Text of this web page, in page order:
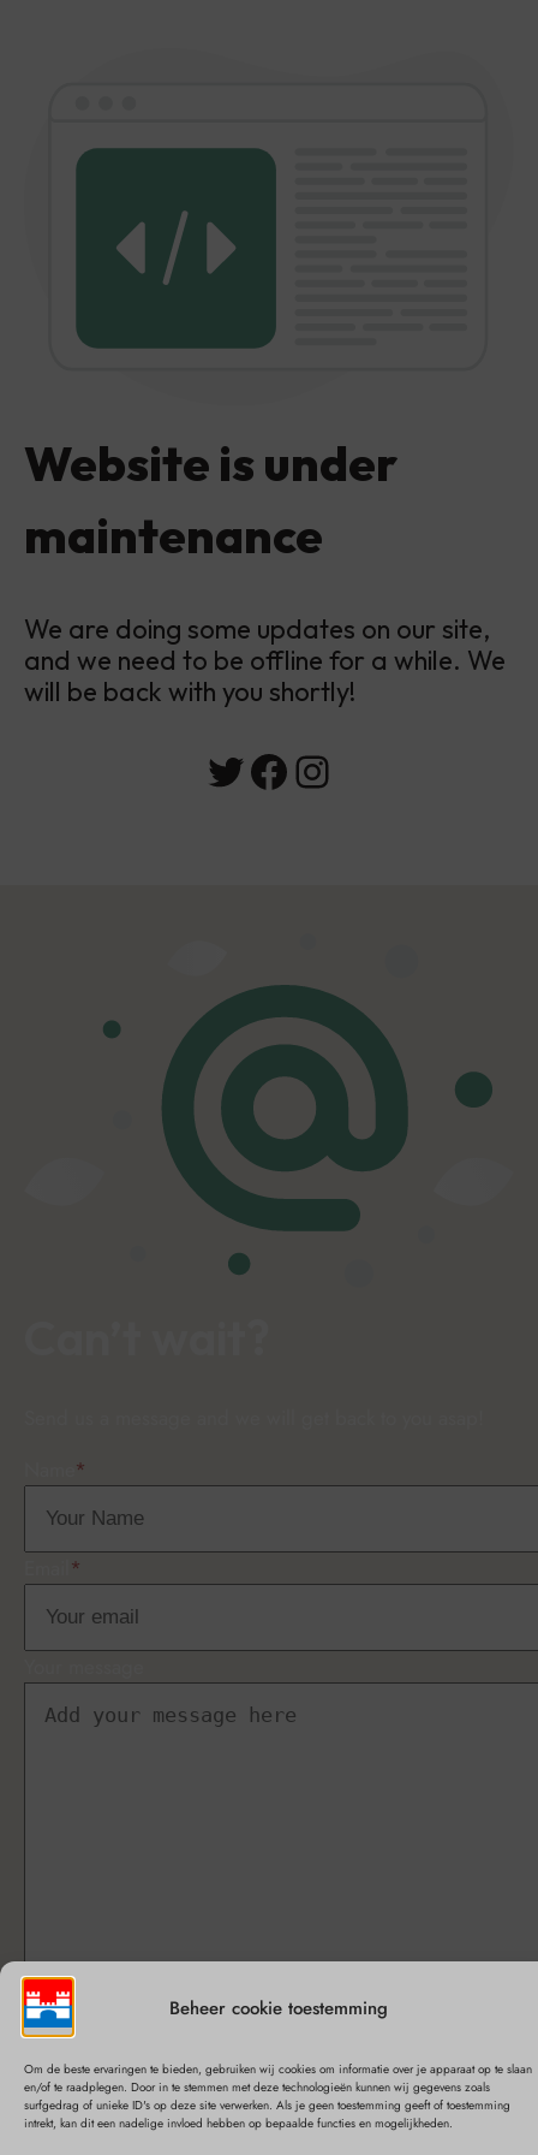
Beheer cookie toestemming
Om de beste ervaringen te bieden, gebruiken wij cookies om informatie over je apparaat op te slaan
en/of te raadplegen. Door in te stemmen met deze technologieën kunnen wij gegevens zoals
surfgedrag of unieke ID's op deze site verwerken. Als je geen toestemming geeft of toestemming
intrekt, kan dit een nadelige invloed hebben op bepaalde functies en mogelijkheden.
Website is under
maintenance
We are doing some updates on our site,
and we need to be offline for a while. We
will be back with you shortly!
Twitter
Facebook
Instagram
*
*
This form collects your name and email so that we can reach
you back. Check out our
understand how we protect and manage your submitted
data.